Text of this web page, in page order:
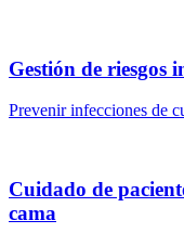
Gestión de riesgos
Prevenir infecciones de
Cuidado de
cama